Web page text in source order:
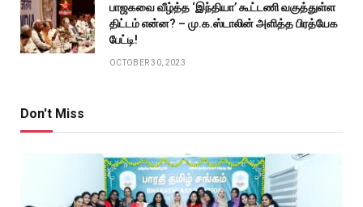
பாஜகவை வீழ்த்த ‘இந்தியா’ கூட்டணி வகுத்துள்ள
திட்டம் என்ன? – மு.க.ஸ்டாலின் அளித்த பிரத்யேக
பேட்டி!
OCTOBER 30, 2023
Don't Miss